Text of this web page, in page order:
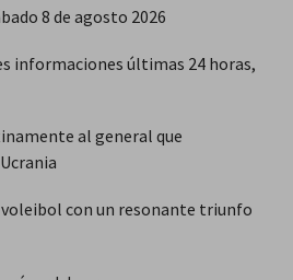
8 de agosto 2026
informaciones últimas 24 horas,
al general que
con un resonante triunfo